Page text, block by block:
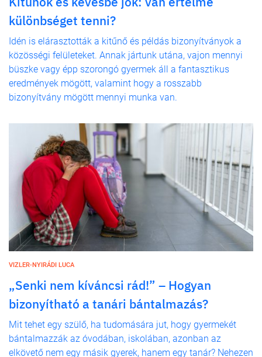
különbséget tenni?
Idén is elárasztották a kitűnő és példás bizonyítványok a
közösségi felületeket. Annak jártunk utána, vajon mennyi
büszke vagy épp szorongó gyermek áll a fantasztikus
eredmények mögött, valamint hogy a rosszabb
bizonyítvány mögött mennyi munka van.
VIZLER-NYIRÁDI LUCA
„Senki nem kíváncsi rád!” – Hogyan
bizonyítható a tanári bántalmazás?
Mit tehet egy szülő, ha tudomására jut, hogy gyermekét
bántalmazzák az óvodában, iskolában, azonban az
elkövető nem egy másik gyerek, hanem egy tanár? Nehezen